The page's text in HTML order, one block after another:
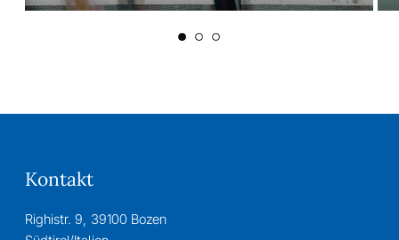
Kontakt
Righistr. 9, 39100 Bozen